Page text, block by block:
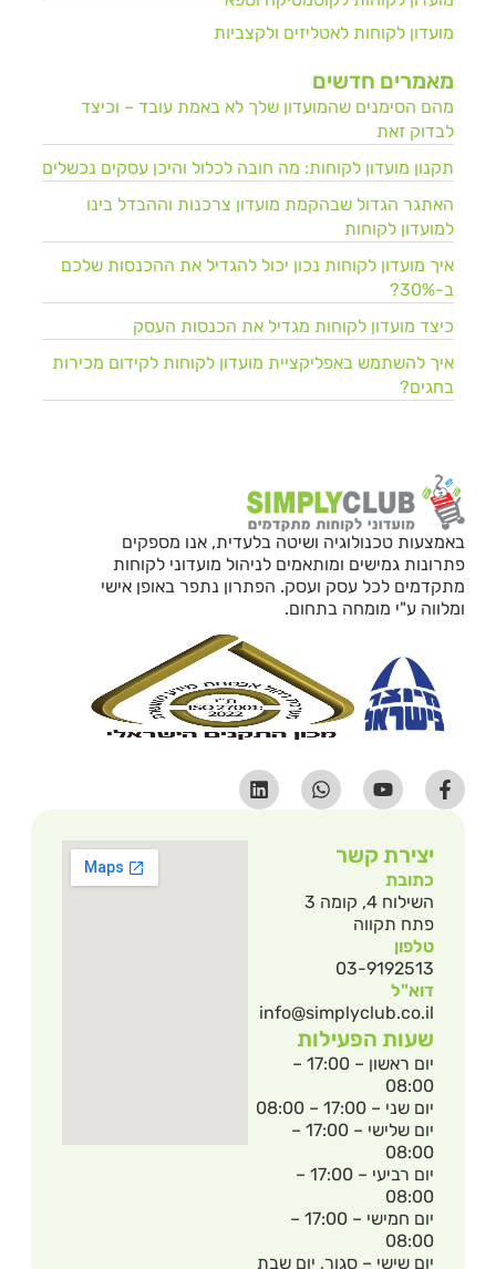
מועדון לקוחות לאטליזים ולקצביות
מאמרים חדשים
מהם הסימנים שהמועדון שלך לא באמת עובד – וכיצד
לבדוק זאת
תקנון מועדון לקוחות: מה חובה לכלול והיכן עסקים נכשלים
האתגר הגדול שבהקמת מועדון צרכנות וההבדל בינו
למועדון לקוחות
איך מועדון לקוחות נכון יכול להגדיל את ההכנסות שלכם
ב-30%?
כיצד מועדון לקוחות מגדיל את הכנסות העסק
איך להשתמש באפליקציית מועדון לקוחות לקידום מכירות
בחגים?
באמצעות טכנולוגיה ושיטה בלעדית, אנו מספקים
פתרונות גמישים ומותאמים לניהול מועדוני לקוחות
מתקדמים לכל עסק ועסק. הפתרון נתפר באופן אישי
ומלווה ע"י מומחה בתחום.
יצירת קשר
כתובת
השילוח 4, קומה 3
פתח תקווה
טלפון
03-9192513
דוא"ל
info@simplyclub.co.il
שעות הפעילות
יום ראשון – 17:00 –
08:00
יום שני – 17:00 – 08:00
יום שלישי – 17:00 –
08:00
יום רביעי – 17:00 –
08:00
יום חמישי – 17:00 –
08:00
יום שישי – סגור, יום שבת